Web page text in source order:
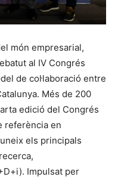
món empresarial,
al IV Congrés
de col·laboració entre
Més de 200
edició del Congrés
referència en
els principals
Impulsat per